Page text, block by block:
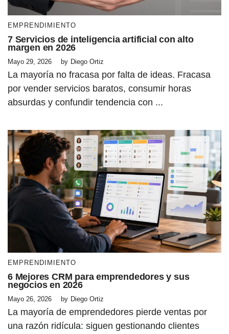
EMPRENDIMIENTO
7 Servicios de inteligencia artificial con alto
margen en 2026
Mayo 29, 2026 by Diego Ortiz
La mayoría no fracasa por falta de ideas. Fracasa
por vender servicios baratos, consumir horas
absurdas y confundir tendencia con ...
EMPRENDIMIENTO
6 Mejores CRM para emprendedores y sus
negocios en 2026
Mayo 26, 2026 by Diego Ortiz
La mayoría de emprendedores pierde ventas por
una razón ridícula: siguen gestionando clientes